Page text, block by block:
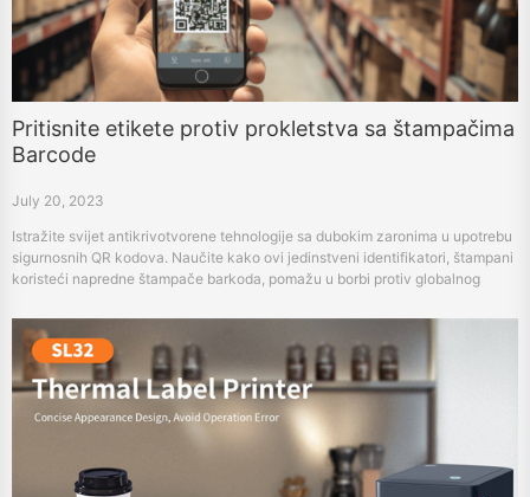
Pritisnite etikete protiv prokletstva sa štampačima
Barcode
July 20, 2023
Istražite svijet antikrivotvorene tehnologije sa dubokim zaronima u upotrebu
sigurnosnih QR kodova. Naučite kako ovi jedinstveni identifikatori, štampani
koristeći napredne štampače barkoda, pomažu u borbi protiv globalnog
sigurnosnih etiketa, i otkrijte kako će stvoriti budućnost zaštite znakova.